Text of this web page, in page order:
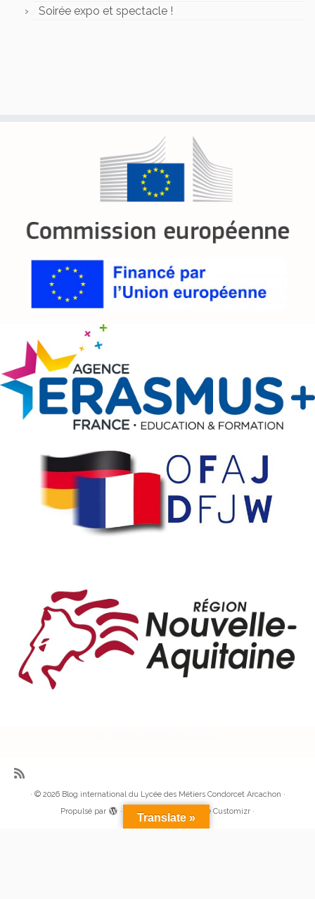
Soirée expo et spectacle !
· © 2026 Blog international du Lycée des Métiers Condorcet Arcachon ·
Propulsé par
· Réalisé avec the Thème Customizr ·
Translate »